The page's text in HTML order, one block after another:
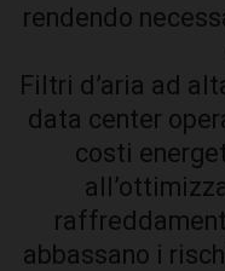
rendendo
Filtri d’aria ad
data center
costi
abbassano i